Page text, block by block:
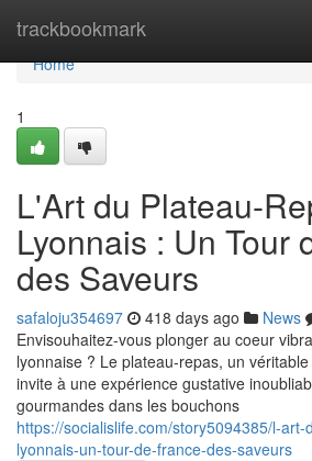
trackbookmark
Home
Home
1
L'Art du Plateau-
Lyonnais : Un Tour
des Saveurs
safaloju354697 418 days ago News
Envisouhaitez-vous plonger au coeur
lyonnaise ? Le plateau-repas, un
invite à une expérience gustative
gourmandes dans les bouchons
https://socialislife.com/story5094385/l-
lyonnais-un-tour-de-france-des-saveurs